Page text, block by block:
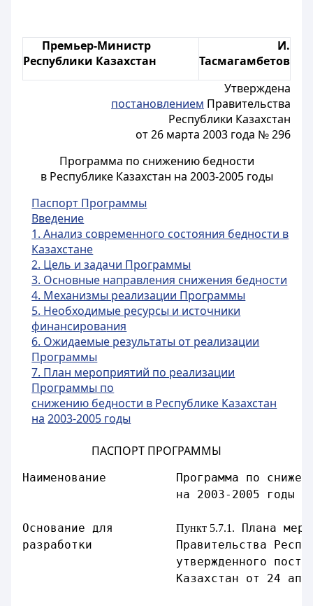
Премьер-Министр
Республики Казахстан
И.
Тасмагамбетов
Утверждена
постановлением Правительства
Республики Казахстан
от 26 марта 2003 года № 296
Программа по снижению бедности
в Республике Казахстан на 2003-2005 годы
Паспорт Программы
Введение
1. Анализ современного состояния бедности в
Казахстане
2. Цель и задачи Программы
3. Основные направления снижения бедности
4. Механизмы реализации Программы
5. Необходимые ресурсы и источники
финансирования
6. Ожидаемые результаты от реализации
Программы
7. План мероприятий по реализации
Программы по
снижению бедности в Республике Казахстан
на 2003-2005 годы
ПАСПОРТ ПРОГРАММЫ
Наименование          Программа по
на 2003-2005 годы
Основание для Пункт 5.7.1.
Плана
разработки            Правительства
утвержденного
Казахстан от 24 апреля